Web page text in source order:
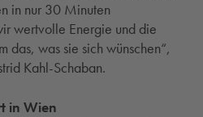
in nur 30 Minuten
wertvolle Energie und die
das, was sie sich wünschen“,
Kahl-Schaban.
in Wien